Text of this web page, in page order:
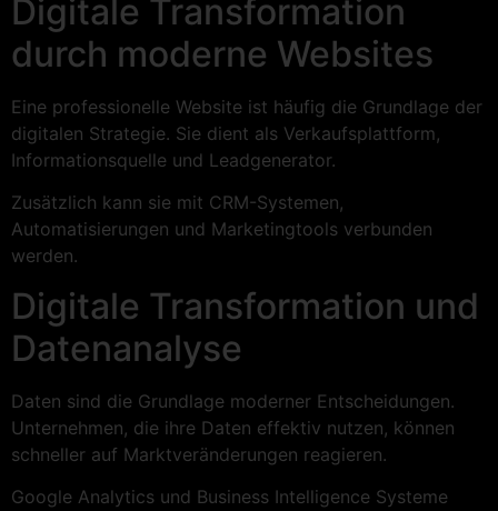
Digitale Transformation
durch moderne Websites
Eine professionelle Website ist häufig die Grundlage der
digitalen Strategie. Sie dient als Verkaufsplattform,
Informationsquelle und Leadgenerator.
Zusätzlich kann sie mit CRM-Systemen,
Automatisierungen und Marketingtools verbunden
werden.
Digitale Transformation und
Datenanalyse
Daten sind die Grundlage moderner Entscheidungen.
Unternehmen, die ihre Daten effektiv nutzen, können
schneller auf Marktveränderungen reagieren.
Google Analytics und Business Intelligence Systeme